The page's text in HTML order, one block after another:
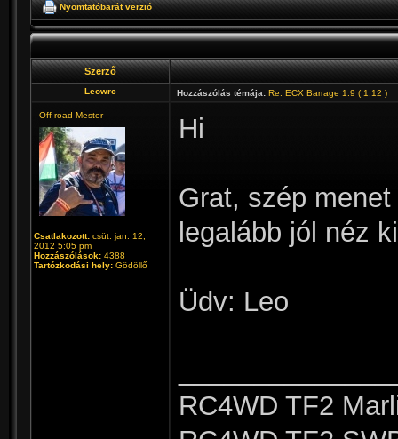
Nyomtatóbarát verzió
Szerző
Leowrc Hozzászólás témája: Re: ECX Barrage 1.9 ( 1:12 )
Off-road Mester
Csatlakozott: csüt. jan. 12,
2012 5:05 pm
Hozzászólások: 4388
Tartózkodási hely: Gödöllő
Hi
Grat, szép
legalább jól néz
Üdv: Leo
RC4WD TF2